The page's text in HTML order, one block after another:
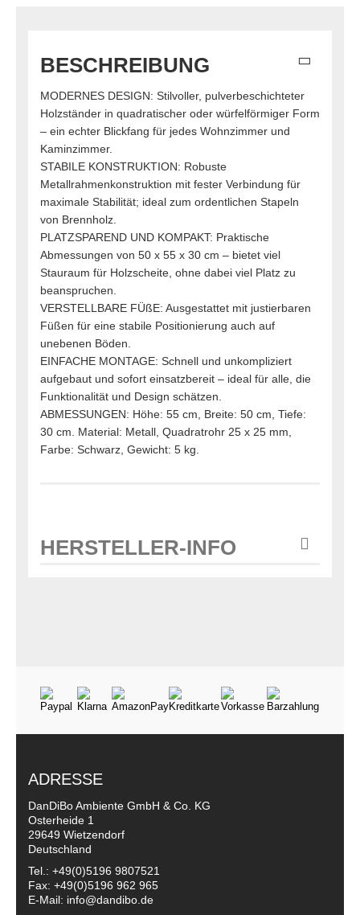
BESCHREIBUNG
MODERNES DESIGN: Stilvoller, pulverbeschichteter
Holzständer in quadratischer oder würfelförmiger Form
– ein echter Blickfang für jedes Wohnzimmer und
Kaminzimmer.
STABILE KONSTRUKTION: Robuste
Metallrahmenkonstruktion mit fester Verbindung für
maximale Stabilität; ideal zum ordentlichen Stapeln
von Brennholz.
PLATZSPAREND UND KOMPAKT: Praktische
Abmessungen von 50 x 55 x 30 cm – bietet viel
Stauraum für Holzscheite, ohne dabei viel Platz zu
beanspruchen.
VERSTELLBARE FÜßE: Ausgestattet mit justierbaren
Füßen für eine stabile Positionierung auch auf
unebenen Böden.
EINFACHE MONTAGE: Schnell und unkompliziert
aufgebaut und sofort einsatzbereit – ideal für alle, die
Funktionalität und Design schätzen.
ABMESSUNGEN: Höhe: 55 cm, Breite: 50 cm, Tiefe:
30 cm. Material: Metall, Quadratrohr 25 x 25 mm,
Farbe: Schwarz, Gewicht: 5 kg.
HERSTELLER-INFO
ADRESSE
DanDiBo Ambiente GmbH & Co. KG
Osterheide 1
29649 Wietzendorf
Deutschland
Tel.: +49(0)5196 9807521
Fax: +49(0)5196 962 965
E-Mail: info@dandibo.de